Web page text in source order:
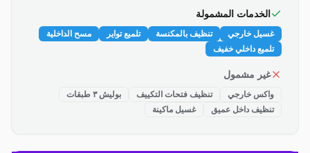
الخدمات المشمولة
غسيل خارجي تنظيف بالمكنسة تلميع تواير
مسح الداخلية
تلميع داخلي خفيف
غير مشمول
واكس خارجي تنظيف فتحات التكييف
بوليش ٣ طبقات
تنظيف داخل عميق
غسيل ماكينة